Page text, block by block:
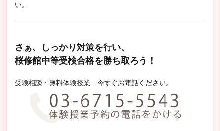
い。
さぁ、しっかり対策を行い、
桜修館中等受検合格を勝ち取ろう！
受験相談・無料体験授業 今すぐお電話ください。